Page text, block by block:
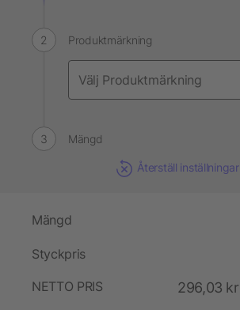
Produktmärkning
Mängd
Återställ inställningar
Mängd
Styckpris
NETTO PRIS
296,03 kr